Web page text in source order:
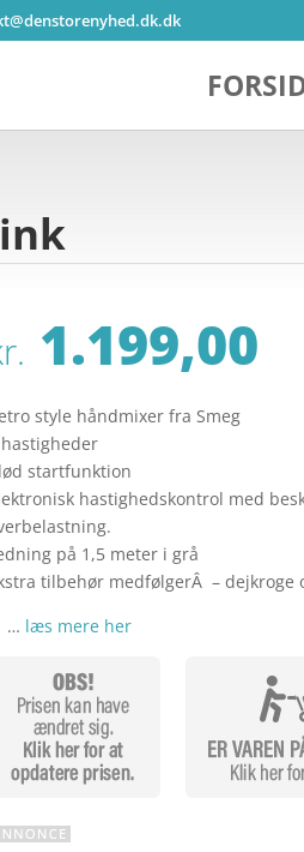
1.199,00
style håndmixer fra Smeg
startfunktion
hastighedskontrol med
på 1,5 meter i grå
tilbehør medfølgerÂ – dejkroge
… læs mere her